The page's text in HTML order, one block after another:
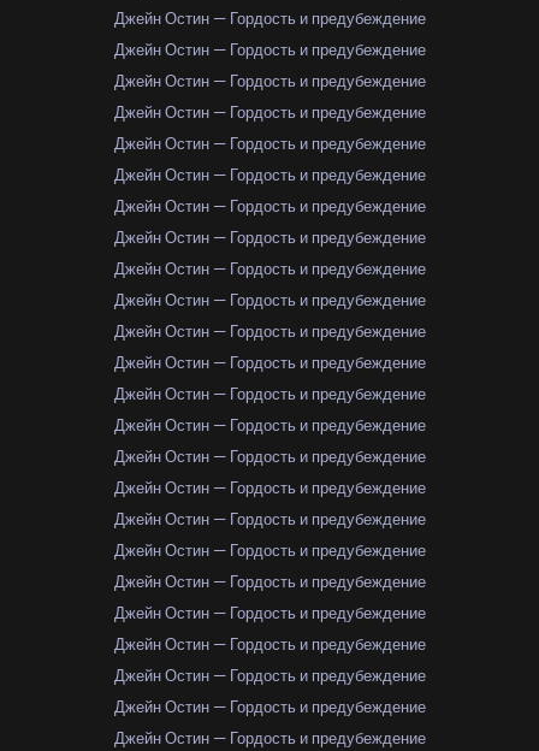
Джейн Остин — Гордость и предубеждение
Джейн Остин — Гордость и предубеждение
Джейн Остин — Гордость и предубеждение
Джейн Остин — Гордость и предубеждение
Джейн Остин — Гордость и предубеждение
Джейн Остин — Гордость и предубеждение
Джейн Остин — Гордость и предубеждение
Джейн Остин — Гордость и предубеждение
Джейн Остин — Гордость и предубеждение
Джейн Остин — Гордость и предубеждение
Джейн Остин — Гордость и предубеждение
Джейн Остин — Гордость и предубеждение
Джейн Остин — Гордость и предубеждение
Джейн Остин — Гордость и предубеждение
Джейн Остин — Гордость и предубеждение
Джейн Остин — Гордость и предубеждение
Джейн Остин — Гордость и предубеждение
Джейн Остин — Гордость и предубеждение
Джейн Остин — Гордость и предубеждение
Джейн Остин — Гордость и предубеждение
Джейн Остин — Гордость и предубеждение
Джейн Остин — Гордость и предубеждение
Джейн Остин — Гордость и предубеждение
Джейн Остин — Гордость и предубеждение